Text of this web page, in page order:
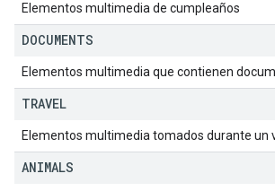
Elementos multimedia de cumpleaños
DOCUMENTS
Elementos multimedia que contienen
TRAVEL
Elementos multimedia tomados durante un
ANIMALS